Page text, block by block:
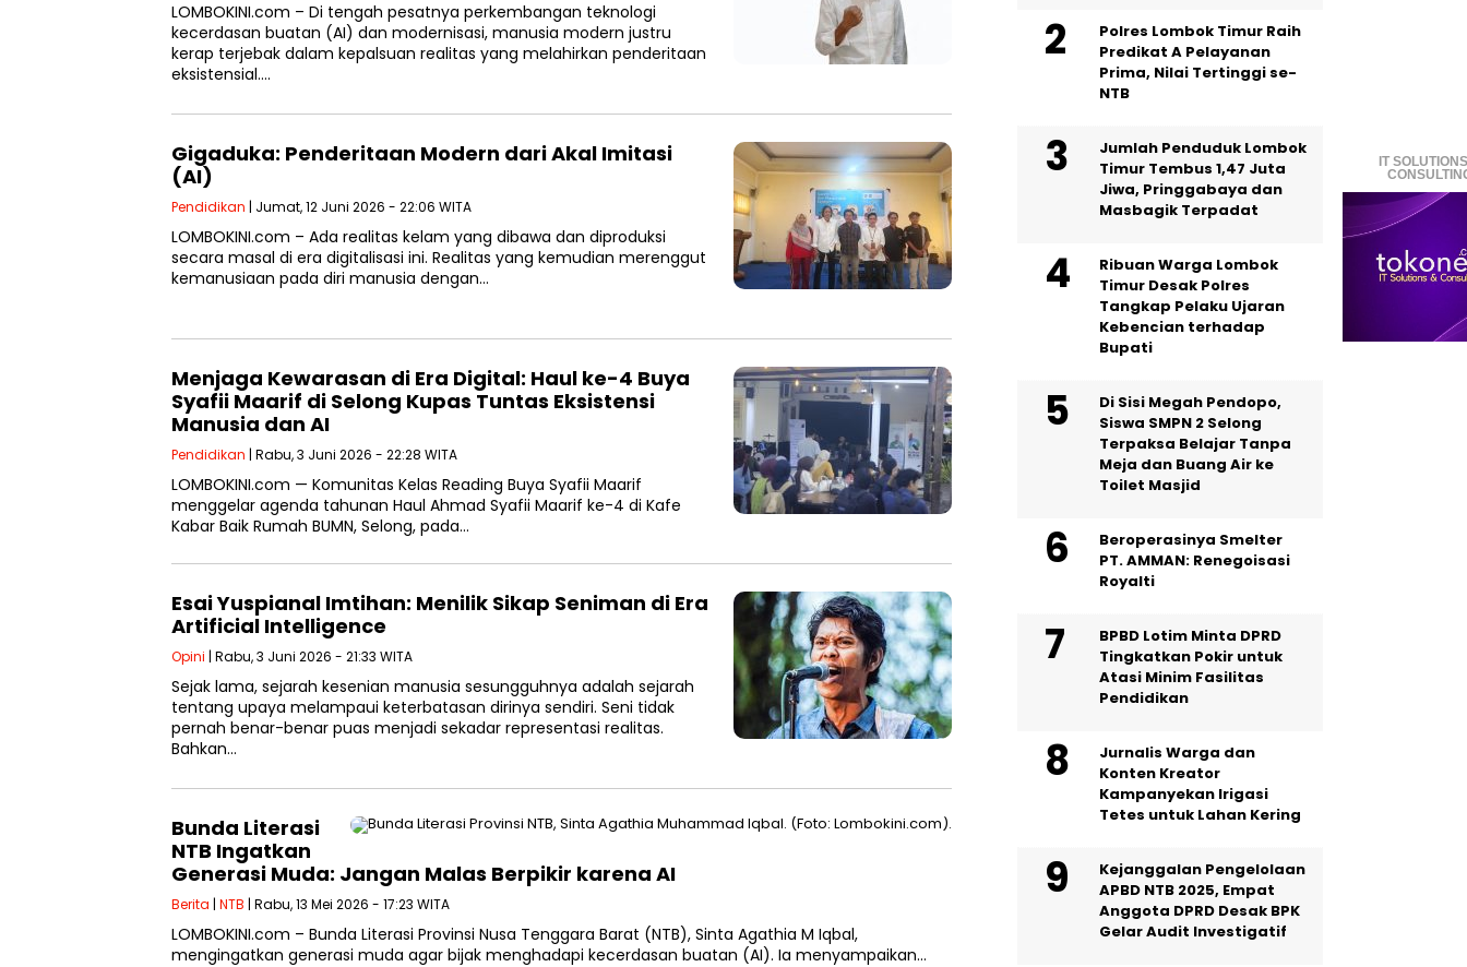
IT
LOMBOKINI.com – Di tengah pesatnya perkembangan teknologi
kecerdasan buatan (AI) dan modernisasi, manusia modern justru
kerap terjebak dalam kepalsuan realitas yang melahirkan penderitaan
eksistensial….
Gigaduka: Penderitaan Modern dari Akal Imitasi
(AI)
Pendidikan | Jumat, 12 Juni 2026 - 22:06 WITA
LOMBOKINI.com – Ada realitas kelam yang dibawa dan diproduksi
secara masal di era digitalisasi ini. Realitas yang kemudian merenggut
kemanusiaan pada diri manusia dengan…
Menjaga Kewarasan di Era Digital: Haul ke-4 Buya
Syafii Maarif di Selong Kupas Tuntas Eksistensi
Manusia dan AI
Pendidikan | Rabu, 3 Juni 2026 - 22:28 WITA
LOMBOKINI.com — Komunitas Kelas Reading Buya Syafii Maarif
menggelar agenda tahunan Haul Ahmad Syafii Maarif ke-4 di Kafe
Kabar Baik Rumah BUMN, Selong, pada…
Esai Yuspianal Imtihan: Menilik Sikap Seniman di Era
Artificial Intelligence
Opini | Rabu, 3 Juni 2026 - 21:33 WITA
Sejak lama, sejarah kesenian manusia sesungguhnya adalah sejarah
tentang upaya melampaui keterbatasan dirinya sendiri. Seni tidak
pernah benar-benar puas menjadi sekadar representasi realitas.
Bahkan…
Bunda Literasi
NTB Ingatkan
Generasi Muda: Jangan Malas Berpikir karena AI
Berita | NTB | Rabu, 13 Mei 2026 - 17:23 WITA
LOMBOKINI.com – Bunda Literasi Provinsi Nusa Tenggara Barat (NTB), Sinta Agathia M Iqbal,
mengingatkan generasi muda agar bijak menghadapi kecerdasan buatan (AI). Ia menyampaikan…
Polres Lombok Timur Raih
Predikat A Pelayanan
Prima, Nilai Tertinggi se-
NTB
Jumlah Penduduk Lombok
Timur Tembus 1,47 Juta
Jiwa, Pringgabaya dan
Masbagik Terpadat
Ribuan Warga Lombok
Timur Desak Polres
Tangkap Pelaku Ujaran
Kebencian terhadap
Bupati
Di Sisi Megah Pendopo,
Siswa SMPN 2 Selong
Terpaksa Belajar Tanpa
Meja dan Buang Air ke
Toilet Masjid
Beroperasinya Smelter
PT. AMMAN: Renegoisasi
Royalti
BPBD Lotim Minta DPRD
Tingkatkan Pokir untuk
Atasi Minim Fasilitas
Pendidikan
Jurnalis Warga dan
Konten Kreator
Kampanyekan Irigasi
Tetes untuk Lahan Kering
Kejanggalan Pengelolaan
APBD NTB 2025, Empat
Anggota DPRD Desak BPK
Gelar Audit Investigatif